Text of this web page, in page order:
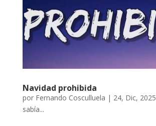
Navidad prohibida
por Fernando Cosculluela | 24, Dic, 2025
sabía...